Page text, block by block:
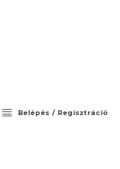
Belépés / Regisztráció